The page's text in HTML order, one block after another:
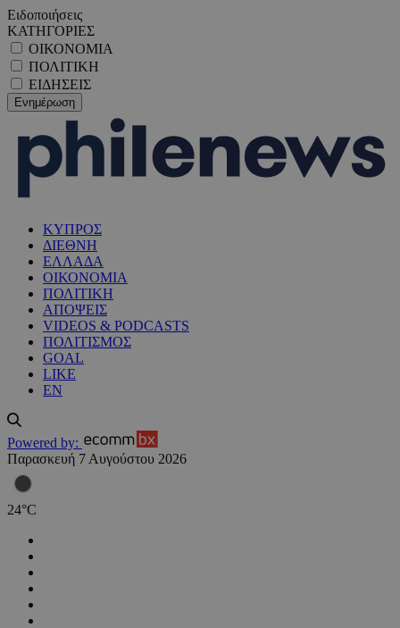
Ειδοποιήσεις
ΚΑΤΗΓΟΡΙΕΣ
ΟΙΚΟΝΟΜΙΑ
ΠΟΛΙΤΙΚΗ
ΕΙΔΗΣΕΙΣ
ΚΥΠΡΟΣ
ΔΙΕΘΝΗ
ΕΛΛΑΔΑ
ΟΙΚΟΝΟΜΙΑ
ΠΟΛΙΤΙΚΗ
ΑΠΟΨΕΙΣ
VIDEOS & PODCASTS
ΠΟΛΙΤΙΣΜΟΣ
GOAL
LIKE
EN
Powered by:
Παρασκευή 7 Αυγούστου 2026
24°C